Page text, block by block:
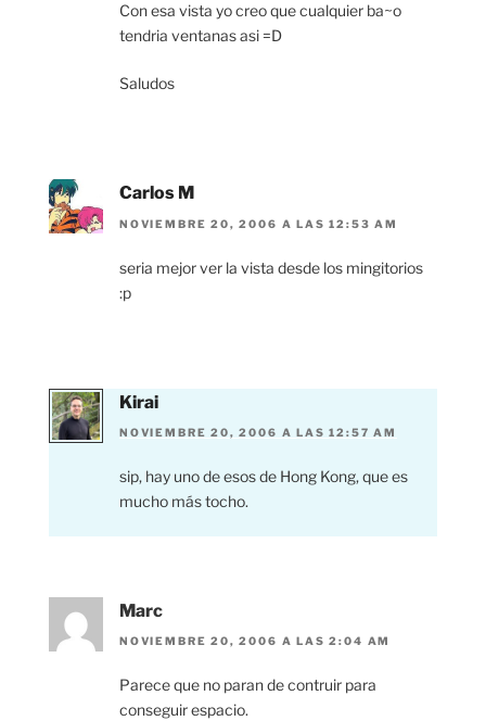
Con esa vista yo creo que cualquier ba~o
tendria ventanas asi =D
Saludos
Carlos M
NOVIEMBRE 20, 2006 A LAS 12:53 AM
seria mejor ver la vista desde los mingitorios
:p
Kirai
NOVIEMBRE 20, 2006 A LAS 12:57 AM
sip, hay uno de esos de Hong Kong, que es
mucho más tocho.
Marc
NOVIEMBRE 20, 2006 A LAS 2:04 AM
Parece que no paran de contruir para
conseguir espacio.